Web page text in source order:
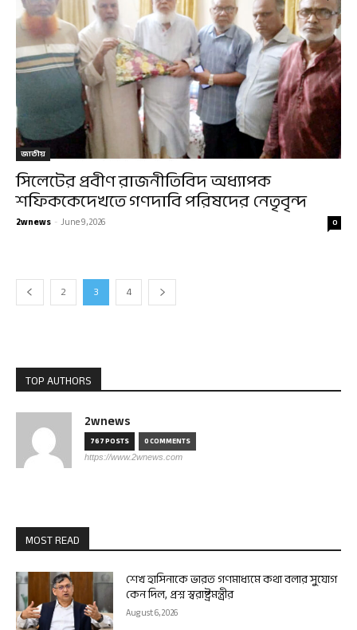
জাতীয়
সিলেটের প্রবীণ রাজনীতিবিদ অধ্যাপক
শফিককেদেখতে গণদাবি পরিষদের নেতৃবৃন্দ
2wnews -June 9, 2026 0
2 3 4
TOP AUTHORS
2wnews
767 POSTS 0 COMMENTS
https://www.2wnews.com
MOST READ
শেখ হাসিনাকে ভারত গণমাধ্যমে কথা বলার সুযোগ
কেন দিল, প্রশ্ন স্বরাষ্ট্রমন্ত্রীর
August 6, 2026